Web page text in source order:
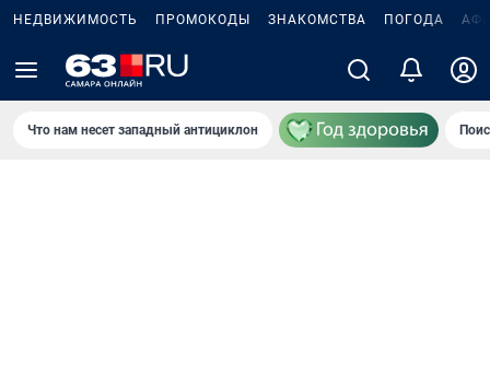
НЕДВИЖИМОСТЬ ПРОМОКОДЫ ЗНАКОМСТВА ПОГОДА
Что нам несет западный антициклон